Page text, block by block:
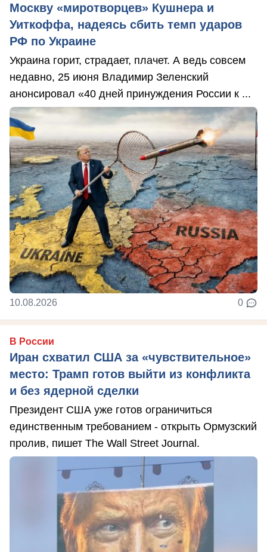
Москву «миротворцев» Кушнера и
Уиткоффа, надеясь сбить темп ударов
РФ по Украине
Украина горит, страдает, плачет. А ведь совсем
недавно, 25 июня Владимир Зеленский
анонсировал «40 дней принуждения России к ...
10.08.2026 0
В России
Иран схватил США за «чувствительное»
место: Трамп готов выйти из конфликта
и без ядерной сделки
Президент США уже готов ограничиться
единственным требованием - открыть Ормузский
пролив, пишет The Wall Street Journal.